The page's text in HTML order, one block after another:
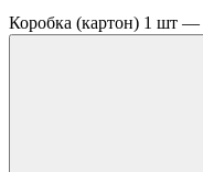
Коробка (картон) 1 шт —